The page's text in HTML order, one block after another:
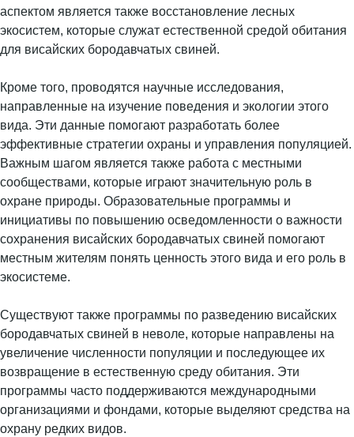
аспектом является также восстановление лесных
экосистем, которые служат естественной средой обитания
для висайских бородавчатых свиней.
Кроме того, проводятся научные исследования,
направленные на изучение поведения и экологии этого
вида. Эти данные помогают разработать более
эффективные стратегии охраны и управления популяцией.
Важным шагом является также работа с местными
сообществами, которые играют значительную роль в
охране природы. Образовательные программы и
инициативы по повышению осведомленности о важности
сохранения висайских бородавчатых свиней помогают
местным жителям понять ценность этого вида и его роль в
экосистеме.
Существуют также программы по разведению висайских
бородавчатых свиней в неволе, которые направлены на
увеличение численности популяции и последующее их
возвращение в естественную среду обитания. Эти
программы часто поддерживаются международными
организациями и фондами, которые выделяют средства на
охрану редких видов.